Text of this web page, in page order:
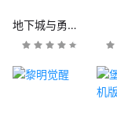
地下城与勇士M